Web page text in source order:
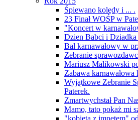
Śpiewano kolędy i ... .
23 Finał WOŚP w
"Koncert w
Dzien Babci i
Bal karnawałowy w
Zebranie
Mariusz Malikowski
Zabawa karnawałowa
Wyjątkowe Zebranie
Paterek.
Zmartwychstał Pan
Mamo, tato pokaż mi